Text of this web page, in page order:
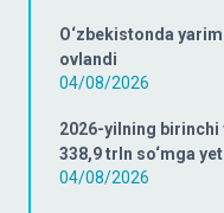
O‘zbekistonda
ovlandi
04/08/2026
2026-yilning
338,9 trln so‘mga
04/08/2026